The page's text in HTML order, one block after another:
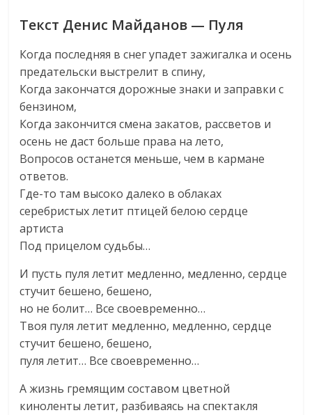
Текст Денис Майданов — Пуля
Когда последняя в снег упадет зажигалка и осень
предательски выстрелит в спину,
Когда закончатся дорожные знаки и заправки с
бензином,
Когда закончится смена закатов, рассветов и
осень не даст больше права на лето,
Вопросов останется меньше, чем в кармане
ответов.
Где-то там высоко далеко в облаках
серебристых летит птицей белою сердце
артиста
Под прицелом судьбы…
И пусть пуля летит медленно, медленно, сердце
стучит бешено, бешено,
но не болит… Все своевременно…
Твоя пуля летит медленно, медленно, сердце
стучит бешено, бешено,
пуля летит… Все своевременно…
А жизнь гремящим составом цветной
киноленты летит, разбиваясь на спектакля